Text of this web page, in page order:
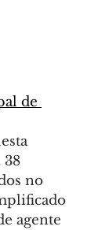
de
38
no
agente